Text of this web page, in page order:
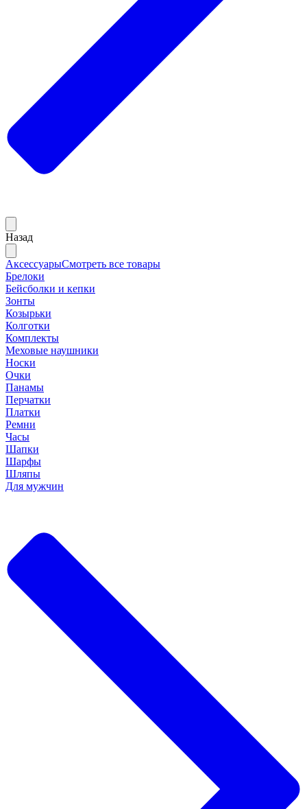
Назад
АксессуарыСмотреть все товары
Брелоки
Бейсболки и кепки
Зонты
Козырьки
Колготки
Комплекты
Меховые наушники
Носки
Очки
Панамы
Перчатки
Платки
Ремни
Часы
Шапки
Шарфы
Шляпы
Для мужчин